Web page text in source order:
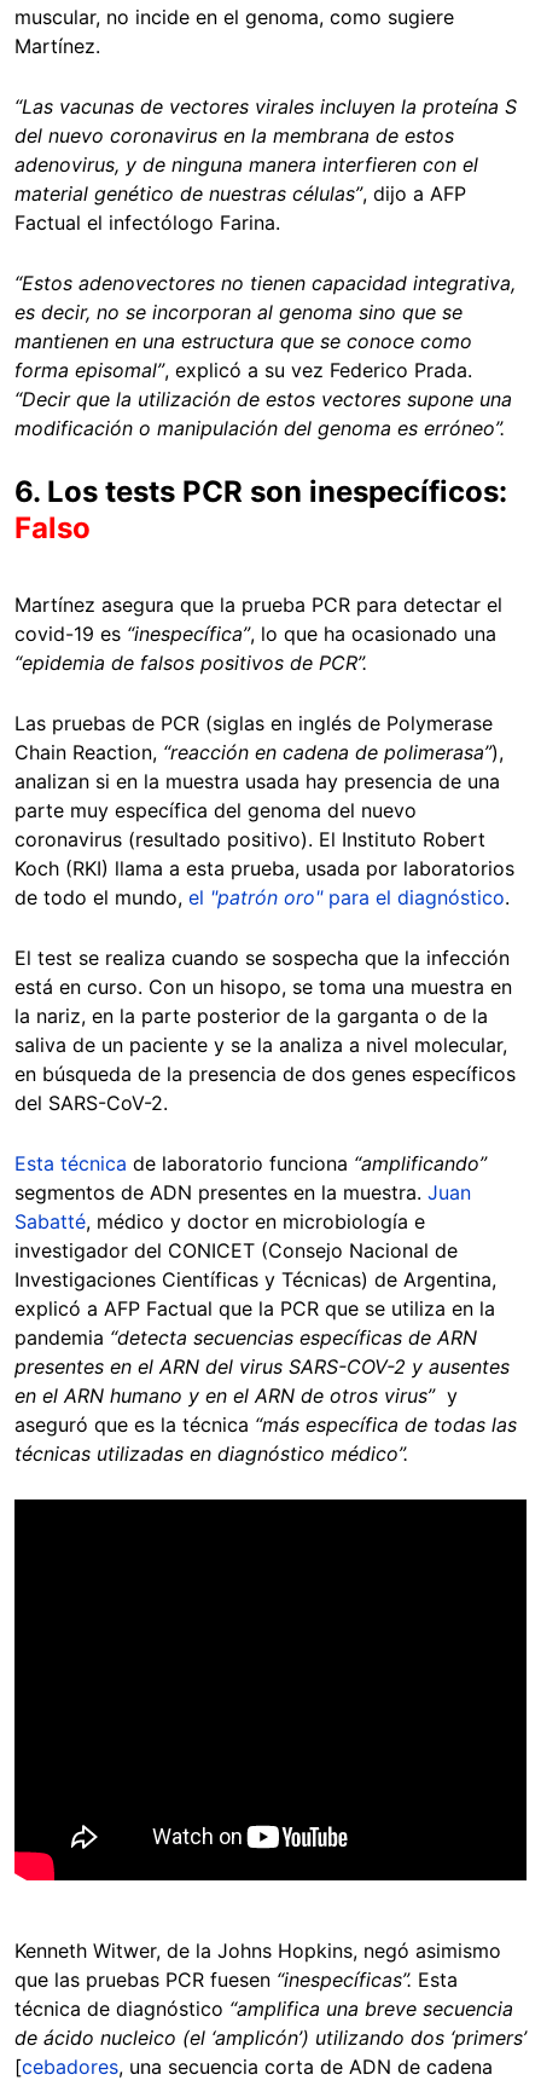
muscular, no incide en el genoma, como sugiere
Martínez.
“Las vacunas de vectores virales incluyen la proteína S
del nuevo coronavirus en la membrana de estos
adenovirus, y de ninguna manera interfieren con el
material genético de nuestras células”, dijo a AFP
Factual el infectólogo Farina.
“Estos adenovectores no tienen capacidad integrativa,
es decir, no se incorporan al genoma sino que se
mantienen en una estructura que se conoce como
forma episomal”, explicó a su vez Federico Prada.
“Decir que la utilización de estos vectores supone una
modificación o manipulación del genoma es erróneo”.
6. Los tests PCR son inespecíficos:
Falso
Martínez asegura que la prueba PCR para detectar el
covid-19 es “inespecífica”, lo que ha ocasionado una
“epidemia de falsos positivos de PCR”.
Las pruebas de PCR (siglas en inglés de Polymerase
Chain Reaction, “reacción en cadena de polimerasa”),
analizan si en la muestra usada hay presencia de una
parte muy específica del genoma del nuevo
coronavirus (resultado positivo). El Instituto Robert
Koch (RKI) llama a esta prueba, usada por laboratorios
de todo el mundo, el "patrón oro" para el diagnóstico.
El test se realiza cuando se sospecha que la infección
está en curso. Con un hisopo, se toma una muestra en
la nariz, en la parte posterior de la garganta o de la
saliva de un paciente y se la analiza a nivel molecular,
en búsqueda de la presencia de dos genes específicos
del SARS-CoV-2.
Esta técnica de laboratorio funciona “amplificando”
segmentos de ADN presentes en la muestra. Juan
Sabatté, médico y doctor en microbiología e
investigador del CONICET (Consejo Nacional de
Investigaciones Científicas y Técnicas) de Argentina,
explicó a AFP Factual que la PCR que se utiliza en la
pandemia “detecta secuencias específicas de ARN
presentes en el ARN del virus SARS-COV-2 y ausentes
en el ARN humano y en el ARN de otros virus” y
aseguró que es la técnica “más específica de todas las
técnicas utilizadas en diagnóstico médico”.
Kenneth Witwer, de la Johns Hopkins, negó asimismo
que las pruebas PCR fuesen “inespecíficas”. Esta
técnica de diagnóstico “amplifica una breve secuencia
de ácido nucleico (el ‘amplicón’) utilizando dos ‘primers’
[cebadores, una secuencia corta de ADN de cadena